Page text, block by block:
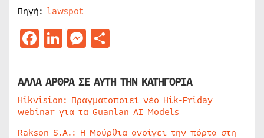
Πηγή: lawspot
Facebook
LinkedIn
Messenger
ΑΛΛΑ ΑΡΘΡΑ ΣΕ ΑΥΤΗ ΤΗΝ ΚΑΤΗΓΟΡΙΑ
Hikvision: Πραγματοποιεί νέο Hik-Friday
webinar για τα Guanlan AI Models
Rakson S.A.: Η Μούρθια ανοίγει την πόρτα στη